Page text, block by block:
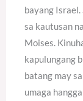
bayang Israel.
sa kautusan
Moises.
kapulungang
batang may
umaga